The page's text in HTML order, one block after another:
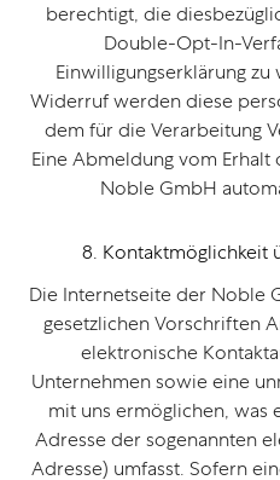
berechtigt, die
Double-Opt-In-
Einwilligungserklärung
Widerruf werden diese
dem für die Verarbeitung
Eine Abmeldung vom
Noble GmbH
8. Kontaktmöglichkeit
Die Internetseite der Noble
gesetzlichen Vorschriften
elektronische
Unternehmen sowie eine
mit uns ermöglichen, was
Adresse der sogenannten
Adresse) umfasst. Sofern